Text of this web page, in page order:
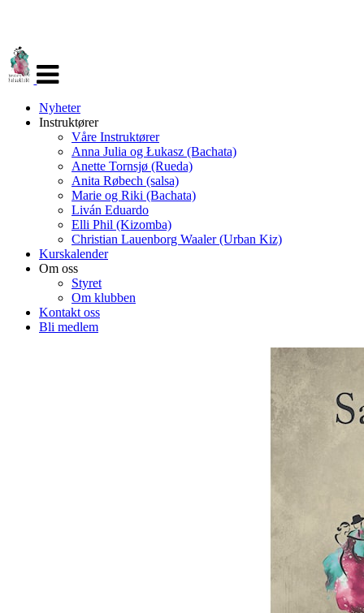
navigasjon
Nyheter
Instruktører
Våre Instruktører
Anna Julia og Łukasz (Bachata)
Anette Tornsjø (Rueda)
Anita Røbech (salsa)
Marie og Riki (Bachata)
Liván Eduardo
Elli Phil (Kizomba)
Christian Lauenborg Waaler (Urban Kiz)
Kurskalender
Om oss
Styret
Om klubben
Kontakt oss
Bli medlem